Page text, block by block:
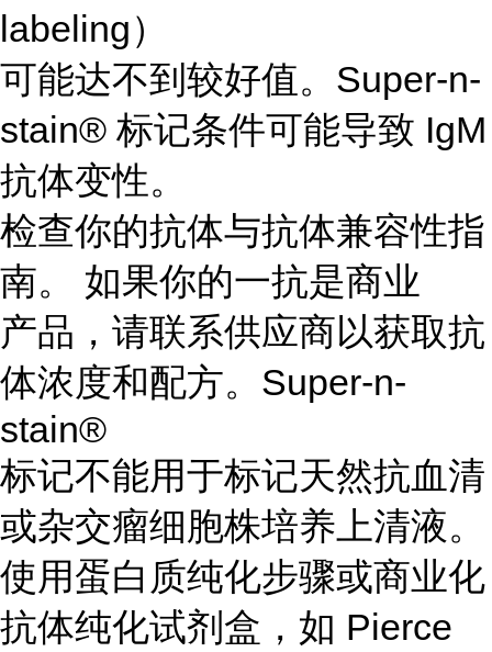
labeling）
可能达不到较好值。Super-n-
stain® 标记条件可能导致 IgM
抗体变性。
检查你的抗体与抗体兼容性指
南。 如果你的一抗是商业
产品，请联系供应商以获取抗
体浓度和配方。Super-n-
stain®
标记不能用于标记天然抗血清
或杂交瘤细胞株培养上清液。
使用蛋白质纯化步骤或商业化
抗体纯化试剂盒，如 Pierce